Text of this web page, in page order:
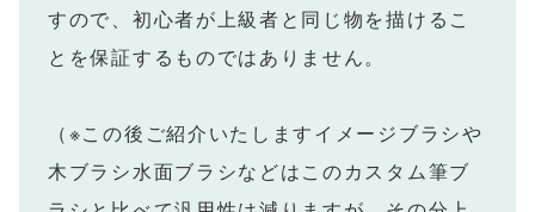
すので、初心者が上級者と同じ物を描けるこ
とを保証するものではありません。
（※この後ご紹介いたしますイメージブラシや
木ブラシ水面ブラシなどはこのカスタム筆ブ